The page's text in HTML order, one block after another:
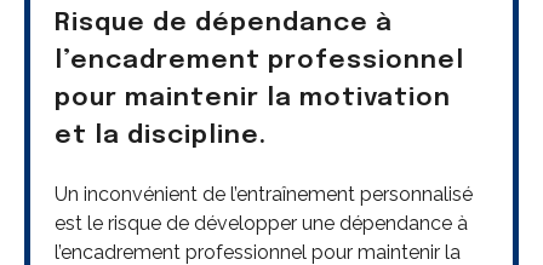
Risque de dépendance à
l’encadrement professionnel
pour maintenir la motivation
et la discipline.
Un inconvénient de l’entraînement personnalisé
est le risque de développer une dépendance à
l’encadrement professionnel pour maintenir la